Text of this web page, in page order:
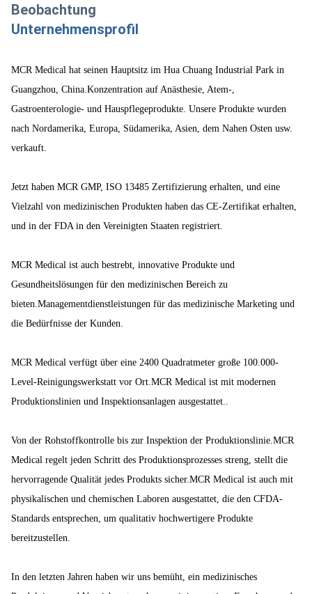
Beobachtung
Unternehmensprofil
MCR Medical hat seinen Hauptsitz im Hua Chuang Industrial Park in
Guangzhou, China.Konzentration auf Anästhesie, Atem-,
Gastroenterologie- und Hauspflegeprodukte. Unsere Produkte wurden
nach Nordamerika, Europa, Südamerika, Asien, dem Nahen Osten usw.
verkauft.
Jetzt haben MCR GMP, ISO 13485 Zertifizierung erhalten, und eine
Vielzahl von medizinischen Produkten haben das CE-Zertifikat erhalten,
und in der FDA in den Vereinigten Staaten registriert.
MCR Medical ist auch bestrebt, innovative Produkte und
Gesundheitslösungen für den medizinischen Bereich zu
bieten.Managementdienstleistungen für das medizinische Marketing und
die Bedürfnisse der Kunden.
MCR Medical verfügt über eine 2400 Quadratmeter große 100.000-
Level-Reinigungswerkstatt vor Ort.MCR Medical ist mit modernen
Produktionslinien und Inspektionsanlagen ausgestattet..
Von der Rohstoffkontrolle bis zur Inspektion der Produktionslinie.MCR
Medical regelt jeden Schritt des Produktionsprozesses streng, stellt die
hervorragende Qualität jedes Produkts sicher.MCR Medical ist auch mit
physikalischen und chemischen Laboren ausgestattet, die den CFDA-
Standards entsprechen, um qualitativ hochwertigere Produkte
bereitzustellen.
In den letzten Jahren haben wir uns bemüht, ein medizinisches